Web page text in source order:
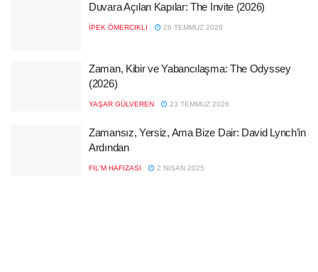
Duvara Açılan Kapılar: The Invite (2026)
İPEK ÖMERCIKLI 26 TEMMUZ 2026
Zaman, Kibir ve Yabancılaşma: The Odyssey
(2026)
YAŞAR GÜLVEREN 23 TEMMUZ 2026
Zamansız, Yersiz, Ama Bize Dair: David Lynch’in
Ardından
FIL'M HAFIZASI 2 NISAN 2025